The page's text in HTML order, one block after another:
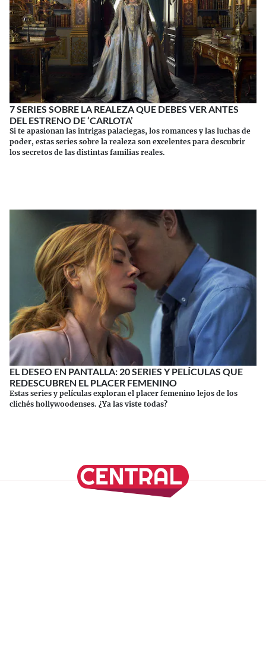
7 SERIES SOBRE LA REALEZA QUE DEBES VER ANTES
DEL ESTRENO DE ‘CARLOTA’
Si te apasionan las intrigas palaciegas, los romances y las luchas de
poder, estas series sobre la realeza son excelentes para descubrir
los secretos de las distintas familias reales.
EL DESEO EN PANTALLA: 20 SERIES Y PELÍCULAS QUE
REDESCUBREN EL PLACER FEMENINO
Estas series y películas exploran el placer femenino lejos de los
clichés hollywoodenses. ¿Ya las viste todas?